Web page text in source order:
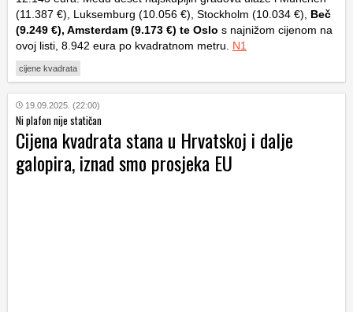
(11.387 €), Luksemburg (10.056 €), Stockholm (10.034 €), Beč
(9.249 €), Amsterdam (9.173 €) te Oslo s najnižom cijenom na
ovoj listi, 8.942 eura po kvadratnom metru. N1
cijene kvadrata
19.09.2025. (22:00)
Ni plafon nije statičan
Cijena kvadrata stana u Hrvatskoj i dalje
galopira, iznad smo prosjeka EU